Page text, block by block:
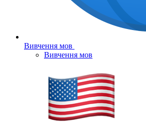
Вивчення мов
Вивчення мов